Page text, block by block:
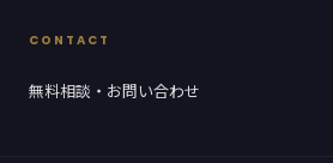
CONTACT
無料相談・お問い合わせ